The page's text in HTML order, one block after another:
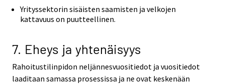
Yrityssektorin sisäisten saamisten ja velkojen
kattavuus on puutteellinen.
7. Eheys ja yhtenäisyys
Rahoitustilinpidon neljännesvuositiedot ja vuositiedot
laaditaan samassa prosessissa ja ne ovat keskenään